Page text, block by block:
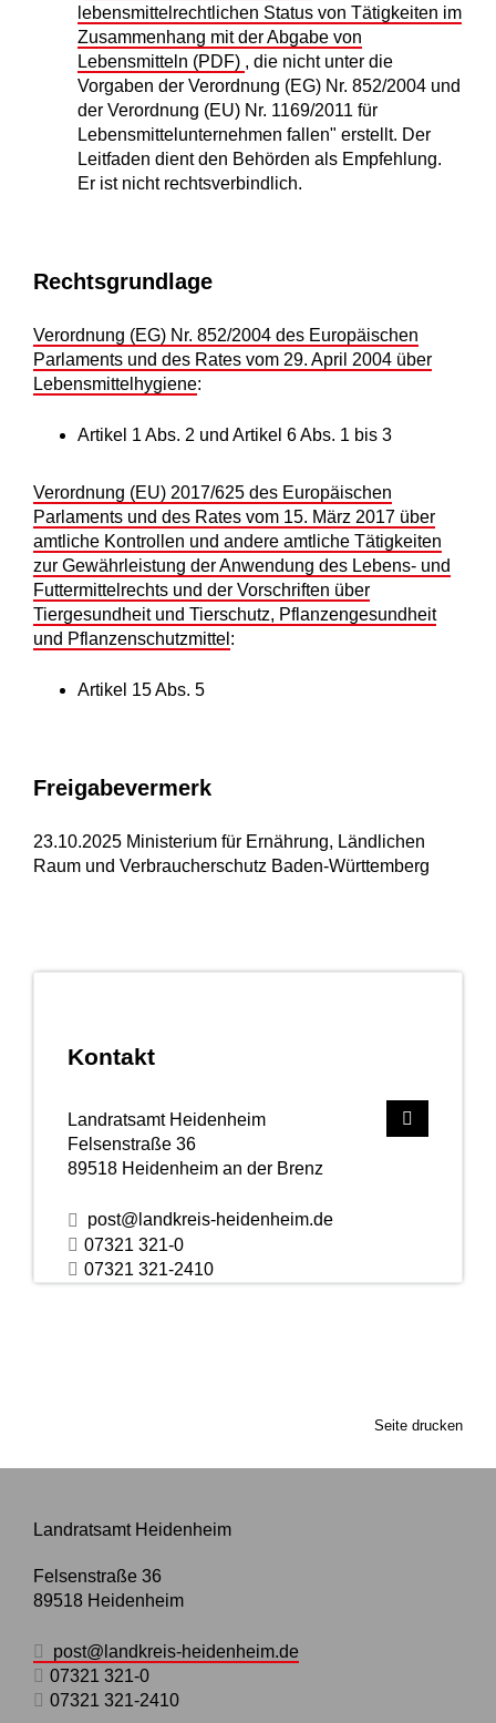
Kontakt
Landratsamt Heidenheim
Felsenstraße 36
89518 Heidenheim an der Brenz
post@landkreis-heidenheim.de
07321 321-0
07321 321-2410
lebensmittelrechtlichen Status von Tätigkeiten im
Zusammenhang mit der Abgabe von
Lebensmitteln (PDF) , die nicht unter die
Vorgaben der Verordnung (EG) Nr. 852/2004 und
der Verordnung (EU) Nr. 1169/2011 für
Lebensmittelunternehmen fallen" erstellt. Der
Leitfaden dient den Behörden als Empfehlung.
Er ist nicht rechtsverbindlich.
Rechtsgrundlage
Verordnung (EG) Nr. 852/2004 des Europäischen
Parlaments und des Rates vom 29. April 2004 über
Lebensmittelhygiene:
Artikel 1 Abs. 2 und Artikel 6 Abs. 1 bis 3
Verordnung (EU) 2017/625 des Europäischen
Parlaments und des Rates vom 15. März 2017 über
amtliche Kontrollen und andere amtliche Tätigkeiten
zur Gewährleistung der Anwendung des Lebens- und
Futtermittelrechts und der Vorschriften über
Tiergesundheit und Tierschutz, Pflanzengesundheit
und Pflanzenschutzmittel :
Artikel 15 Abs. 5
Freigabevermerk
23.10.2025 Ministerium für Ernährung, Ländlichen
Raum und Verbraucherschutz Baden-Württemberg
Seite drucken
Landratsamt Heidenheim
Felsenstraße 36
89518 Heidenheim
post@landkreis-heidenheim.de
07321 321-0
07321 321-2410